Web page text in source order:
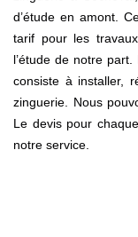
d’étude en amont.
tarif pour les
l’étude de notre
consiste à installer,
zinguerie. Nous
Le devis pour
notre service.